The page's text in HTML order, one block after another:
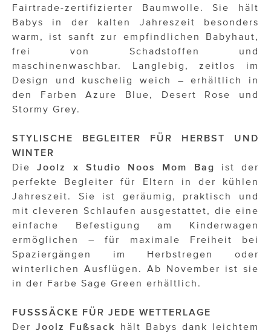
Fairtrade-zertifizierter Baumwolle. Sie hält
Babys in der kalten Jahreszeit besonders
warm, ist sanft zur empfindlichen Babyhaut,
frei von Schadstoffen und
maschinenwaschbar. Langlebig, zeitlos im
Design und kuschelig weich – erhältlich in
den Farben Azure Blue, Desert Rose und
Stormy Grey.
STYLISCHE BEGLEITER FÜR HERBST UND
WINTER
Die
Joolz x Studio Noos Mom Bag ist der
perfekte Begleiter für Eltern in der kühlen
Jahreszeit. Sie ist geräumig, praktisch und
mit cleveren Schlaufen ausgestattet, die eine
einfache Befestigung am Kinderwagen
ermöglichen – für maximale Freiheit bei
Spaziergängen im Herbstregen oder
winterlichen Ausflügen. Ab November ist sie
in der Farbe Sage Green erhältlich.
FUSSSÄCKE FÜR JEDE WETTERLAGE
Der
Joolz Fußsack
hält Babys dank leichtem